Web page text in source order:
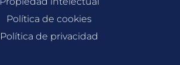
o
o
k
b
e
g
a
Política de cookies
Política de privacidad